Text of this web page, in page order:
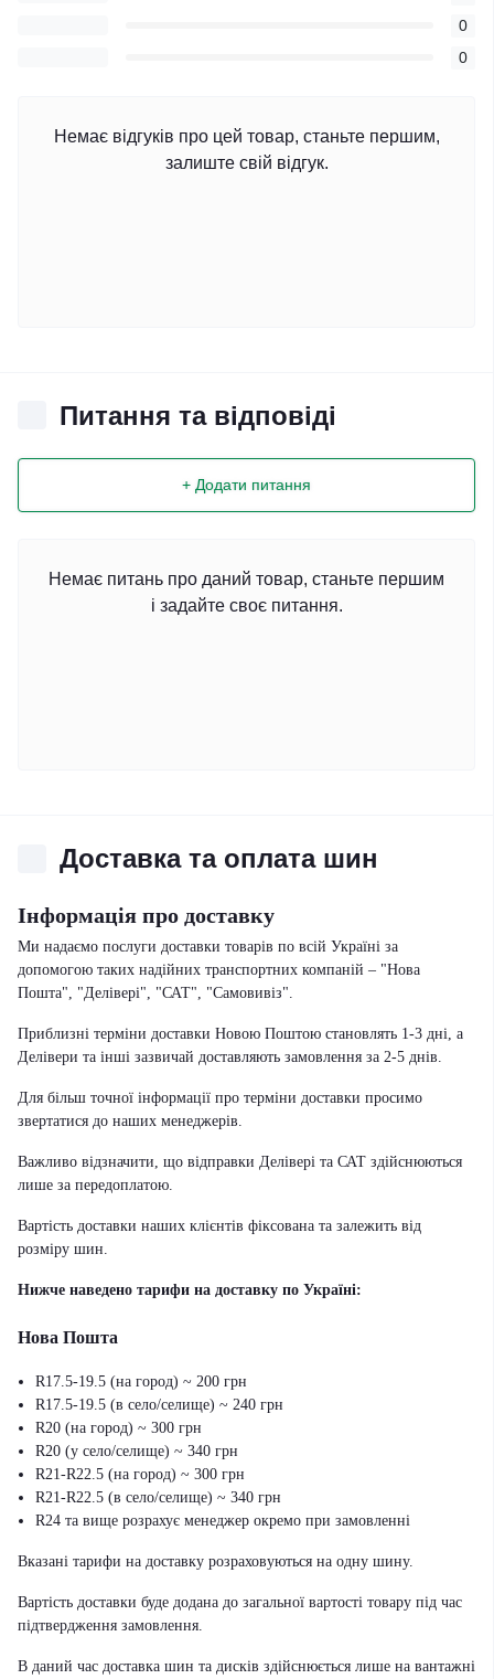
0
0
Немає відгуків про цей товар, станьте першим,
залиште свій відгук.
Питання та відповіді
+ Додати питання
Немає питань про даний товар, станьте першим
і задайте своє питання.
Доставка та оплата шин
Інформація про доставку
Ми надаємо послуги доставки товарів по всій Україні за
допомогою таких надійних транспортних компаній – "Нова
Пошта", "Делівері", "САТ", "Самовивіз".
Приблизні терміни доставки Новою Поштою становлять 1-3 дні, а
Делівери та інші зазвичай доставляють замовлення за 2-5 днів.
Для більш точної інформації про терміни доставки просимо
звертатися до наших менеджерів.
Важливо відзначити, що відправки Делівері та САТ здійснюються
лише за передоплатою.
Вартість доставки наших клієнтів фіксована та залежить від
розміру шин.
Нижче наведено тарифи на доставку по Україні:
Нова Пошта
R17.5-19.5 (на город) ~ 200 грн
R17.5-19.5 (в село/селище) ~ 240 грн
R20 (на город) ~ 300 грн
R20 (у село/селище) ~ 340 грн
R21-R22.5 (на город) ~ 300 грн
R21-R22.5 (в село/селище) ~ 340 грн
R24 та вище розрахує менеджер окремо при замовленні
Вказані тарифи на доставку розраховуються на одну шину.
Вартість доставки буде додана до загальної вартості товару під час
підтвердження замовлення.
В даний час доставка шин та дисків здійснюється лише на вантажні